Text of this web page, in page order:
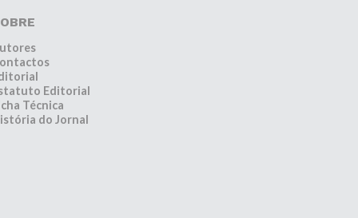
Editorial
Técnica
do Jornal